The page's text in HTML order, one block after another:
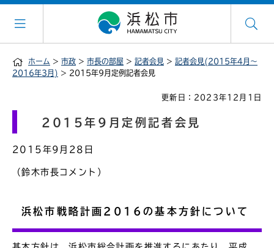
ホーム > 市政 > 市長の部屋 > 記者会見 > 記者会見(2015年4月～
2016年3月) > 2015年9月定例記者会見
更新日：2023年12月1日
2015年9月定例記者会見
2015年9月28日
（鈴木市長コメント）
浜松市戦略計画2016の基本方針について